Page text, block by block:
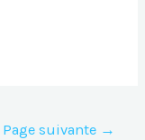
Page suivante →